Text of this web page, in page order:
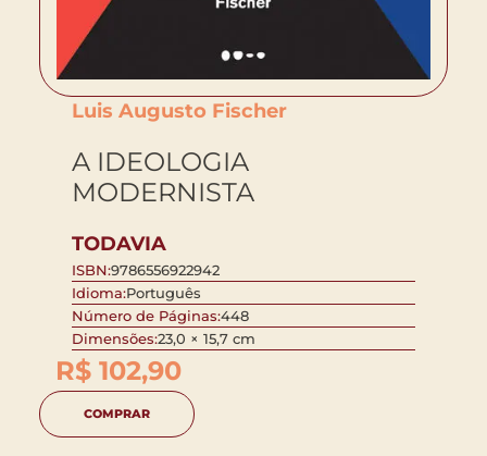
Luis Augusto Fischer
A IDEOLOGIA
MODERNISTA
TODAVIA
ISBN:9786556922942
Idioma:Português
Número de Páginas:448
Dimensões:23,0 × 15,7 cm
R$ 102,90
COMPRAR